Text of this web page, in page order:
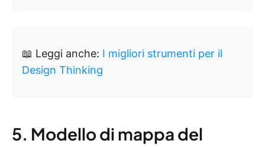
📖 Leggi anche: I migliori strumenti per il
Design Thinking
5. Modello di mappa del